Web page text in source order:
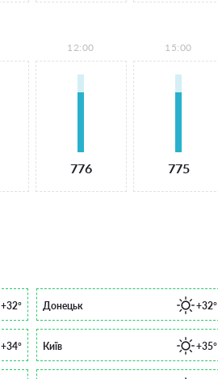
12:00
776
15:00
775
+32° Донецьк +32°
+34° Київ +35°